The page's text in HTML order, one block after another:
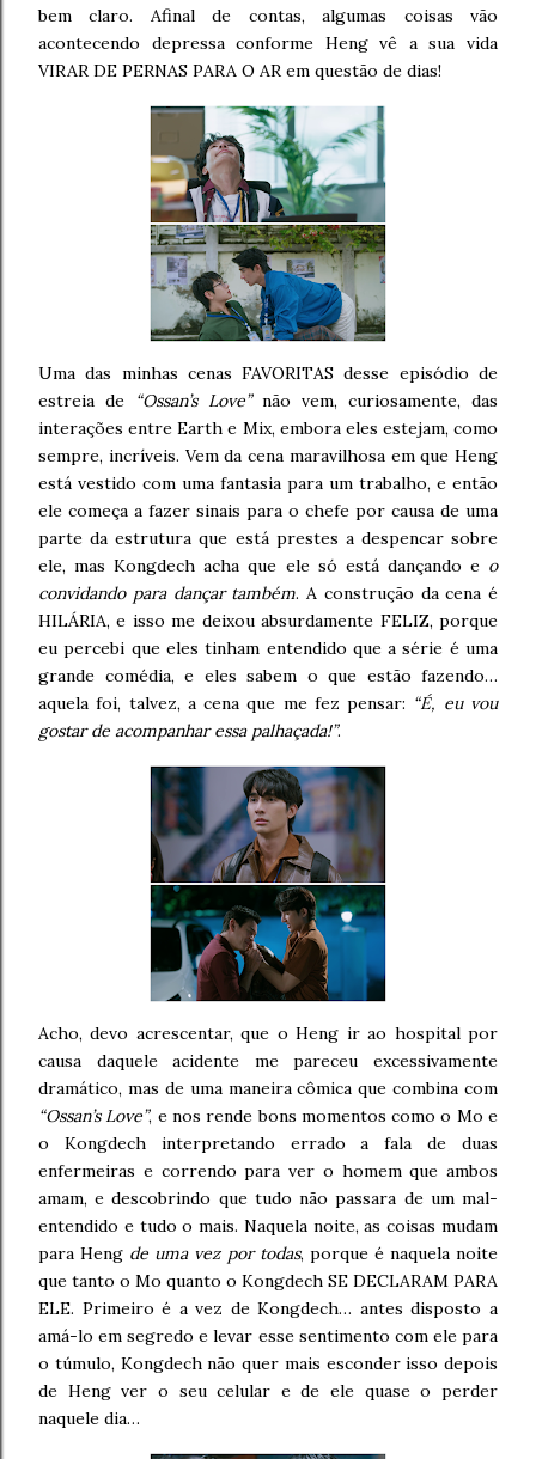
bem claro. Afinal de contas, algumas coisas vão
acontecendo depressa conforme Heng vê a sua vida
VIRAR DE PERNAS PARA O AR em questão de dias!
Uma das minhas cenas FAVORITAS desse episódio de
estreia de
“Ossan’s Love”não vem, curiosamente, das
interações entre Earth e Mix, embora eles estejam, como
sempre, incríveis. Vem da cena maravilhosa em que Heng
está vestido com uma fantasia para um trabalho, e então
ele começa a fazer sinais para o chefe por causa de uma
parte da estrutura que está prestes a despencar sobre
ele, mas Kongdech acha que ele só está dançando e o
convidando para dançar também. A construção da cena é
HILÁRIA, e isso me deixou absurdamente FELIZ, porque
eu percebi que eles tinham entendido que a série é uma
grande comédia, e eles sabem o que estão fazendo…
aquela foi, talvez, a cena que me fez pensar: “É, eu vou
gostar de acompanhar essa palhaçada!”.
Acho, devo acrescentar, que o Heng ir ao hospital por
causa daquele acidente me pareceu excessivamente
dramático, mas de uma maneira cômica que combina com
“Ossan’s Love”, e nos rende bons momentos como o Mo e
o Kongdech interpretando errado a fala de duas
enfermeiras e correndo para ver o homem que ambos
amam, e descobrindo que tudo não passara de um mal-
entendido e tudo o mais. Naquela noite, as coisas mudam
para Heng de uma vez por todas, porque é naquela noite
que tanto o Mo quanto o Kongdech SE DECLARAM PARA
ELE. Primeiro é a vez de Kongdech… antes disposto a
amá-lo em segredo e levar esse sentimento com ele para
o túmulo, Kongdech não quer mais esconder isso depois
de Heng ver o seu celular e de ele quase o perder
naquele dia…